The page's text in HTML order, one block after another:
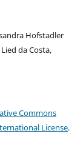
Hofstadler
da Costa,
Commons
License.